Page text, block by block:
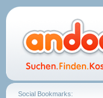
Social Bookmarks: